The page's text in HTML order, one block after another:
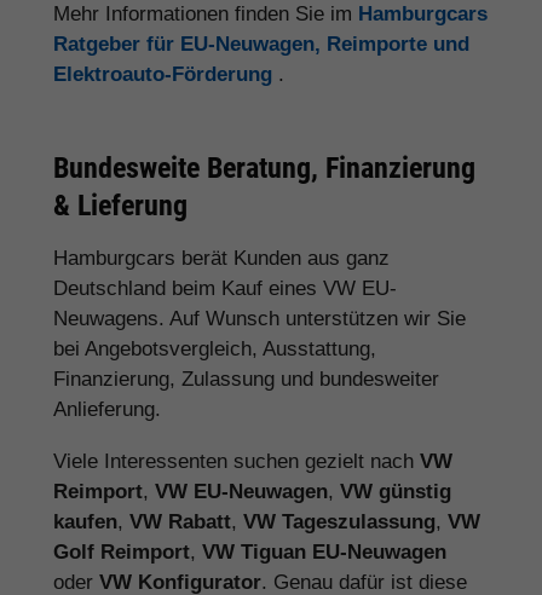
Mehr Informationen finden Sie im Hamburgcars
Ratgeber für EU-Neuwagen, Reimporte und
Elektroauto-Förderung .
Bundesweite Beratung, Finanzierung
& Lieferung
Hamburgcars berät Kunden aus ganz
Deutschland beim Kauf eines VW EU-
Neuwagens. Auf Wunsch unterstützen wir Sie
bei Angebotsvergleich, Ausstattung,
Finanzierung, Zulassung und bundesweiter
Anlieferung.
Viele Interessenten suchen gezielt nach VW
Reimport, VW EU-Neuwagen, VW günstig
kaufen, VW Rabatt, VW Tageszulassung, VW
Golf Reimport, VW Tiguan EU-Neuwagen
oder VW Konfigurator. Genau dafür ist diese